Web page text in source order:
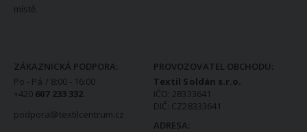
místě.
ZÁKAZNICKÁ PODPORA:
Po - Pá / 8:00 - 16:00
+420 607 233 332
podpora@textilcentrum.cz
PROVOZOVATEL OBCHODU:
Textil Soldán s.r.o.
IČO: 28333641
DIČ: CZ28333641
ADRESA: